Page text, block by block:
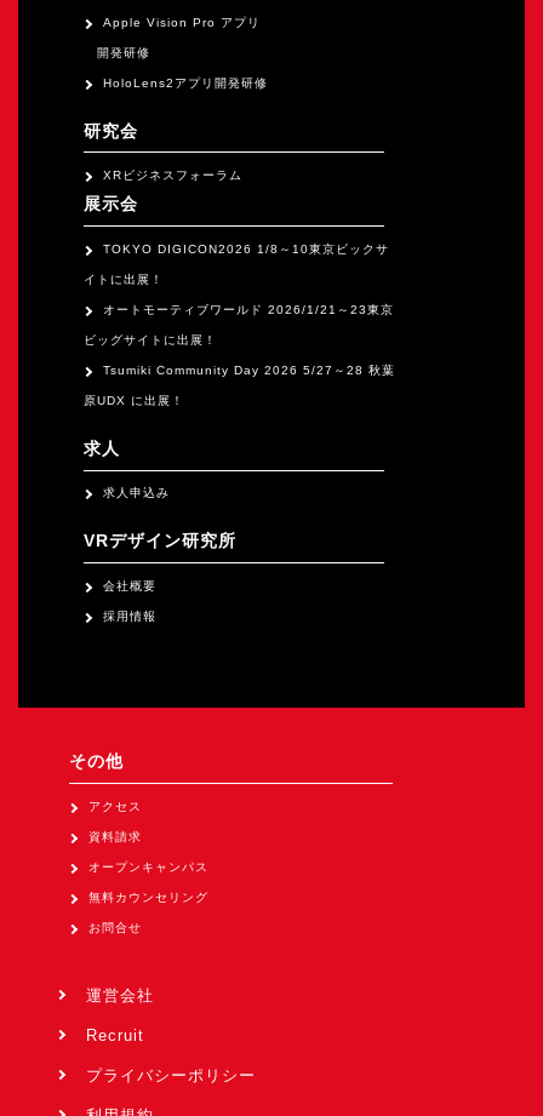
Apple Vision Pro アプリ
開発研修
HoloLens2アプリ開発研修
研究会
XRビジネスフォーラム
展示会
TOKYO DIGICON2026 1/8～10東京ビックサ
イトに出展！
オートモーティブワールド 2026/1/21～23東京
ビッグサイトに出展！
Tsumiki Community Day 2026 5/27～28 秋葉
原UDX に出展！
求人
求人申込み
VRデザイン研究所
会社概要
採用情報
その他
アクセス
資料請求
オープンキャンパス
無料カウンセリング
お問合せ
運営会社
Recruit
プライバシーポリシー